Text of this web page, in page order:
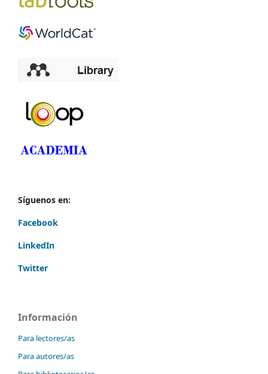
Síguenos en:
Facebook
LinkedIn
Twitter
Información
Para lectores/as
Para autores/as